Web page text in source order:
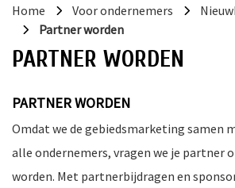
Home Voor ondernemers
Partner worden
PARTNER WORDEN
PARTNER WORDEN
Omdat we de gebiedsmarketing samen
alle ondernemers, vragen we je partner
worden. Met partnerbijdragen en